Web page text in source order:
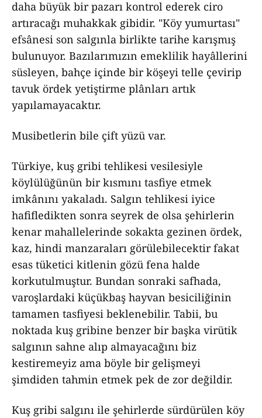
daha büyük bir pazarı kontrol ederek ciro
artıracağı muhakkak gibidir. "Köy yumurtası"
efsânesi son salgınla birlikte tarihe karışmış
bulunuyor. Bazılarımızın emeklilik hayâllerini
süsleyen, bahçe içinde bir köşeyi telle çevirip
tavuk ördek yetiştirme plânları artık
yapılamayacaktır.
Musibetlerin bile çift yüzü var.
Türkiye, kuş gribi tehlikesi vesilesiyle
köylülüğünün bir kısmını tasfiye etmek
imkânını yakaladı. Salgın tehlikesi iyice
hafifledikten sonra seyrek de olsa şehirlerin
kenar mahallelerinde sokakta gezinen ördek,
kaz, hindi manzaraları görülebilecektir fakat
esas tüketici kitlenin gözü fena halde
korkutulmuştur. Bundan sonraki safhada,
varoşlardaki küçükbaş hayvan besiciliğinin
tamamen tasfiyesi beklenebilir. Tabii, bu
noktada kuş gribine benzer bir başka virütik
salgının sahne alıp almayacağını biz
kestiremeyiz ama böyle bir gelişmeyi
şimdiden tahmin etmek pek de zor değildir.
Kuş gribi salgını ile şehirlerde sürdürülen köy